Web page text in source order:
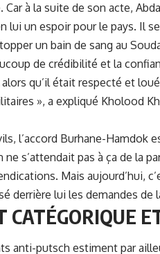
Car à la suite de son acte,
lui un espoir pour le pays. Il
un bain de sang au
de crédibilité et la
qu’il était respecté et
», a expliqué Kholood
l’accord Burhane-Hamdok
ne s’attendait pas à ça de la
Mais aujourd’hui,
derrière lui les demandes
CATÉGORIQUE
anti-putsch estiment par